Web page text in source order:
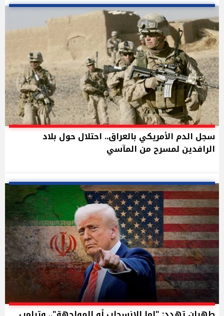
سجل الدم الأمريكي بالعراق.. احتلال حول بلاد
الرافدين لمسرح من المآسي